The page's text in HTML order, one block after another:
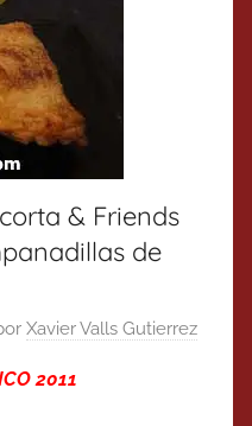
& Friends
de
Xavier Valls Gutierrez
2011